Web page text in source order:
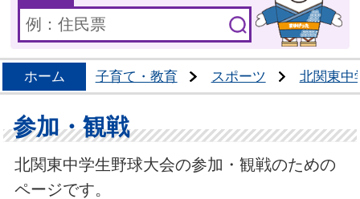
ホーム 子育て・教育 スポーツ 北関東中
参加・観戦
北関東中学生野球大会の参加・観戦のための
ページです。